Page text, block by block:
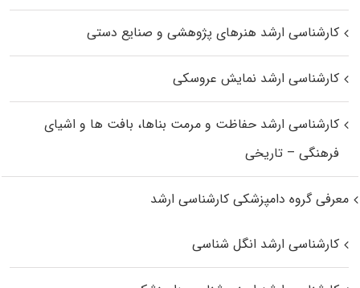
کارشناسی ارشد هنرهای پژوهشی و صنایع دستی
کارشناسی ارشد نمایش عروسکی
کارشناسی ارشد حفاظت و مرمت بناها، بافت‌ ها و اشیای
فرهنگی – تاریخی
معرفی گروه دامپزشکی کارشناسی ارشد
کارشناسی ارشد انگل شناسی